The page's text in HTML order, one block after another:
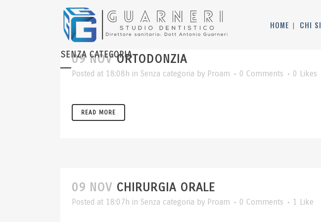
HOME CHI
SENZA CATEGORIA
09 NOV ORTODONZIA
Posted at 18:08h in Senza categoria by Proam 0 Comments 0 Likes
READ MORE
09 NOV CHIRURGIA ORALE
Posted at 18:07h in Senza categoria by Proam 0 Comments 1 Like